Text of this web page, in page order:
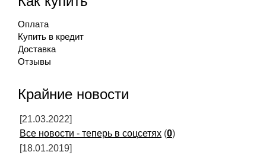
Оплата
Купить в кредит
Доставка
Отзывы
Крайние новости
[21.03.2022]
Все новости - теперь в соцсетях (0)
[18.01.2019]